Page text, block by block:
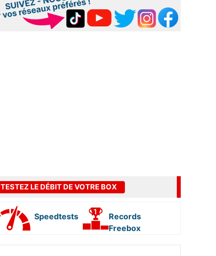
TESTEZ LE DÉBIT DE VOTRE BOX
Speedtests
Records
Freebox